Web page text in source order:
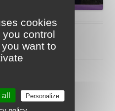
Anglo-
avec
cookies
control
want to
Personalize